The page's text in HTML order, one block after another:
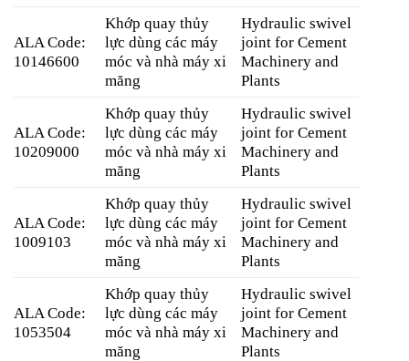
ALA Code:
10146600
Khớp quay thủy
lực dùng các máy
móc và nhà máy xi
măng
Hydraulic swivel
joint for Cement
Machinery and
Plants
ALA Code:
10209000
Khớp quay thủy
lực dùng các máy
móc và nhà máy xi
măng
Hydraulic swivel
joint for Cement
Machinery and
Plants
ALA Code:
1009103
Khớp quay thủy
lực dùng các máy
móc và nhà máy xi
măng
Hydraulic swivel
joint for Cement
Machinery and
Plants
ALA Code:
1053504
Khớp quay thủy
lực dùng các máy
móc và nhà máy xi
măng
Hydraulic swivel
joint for Cement
Machinery and
Plants